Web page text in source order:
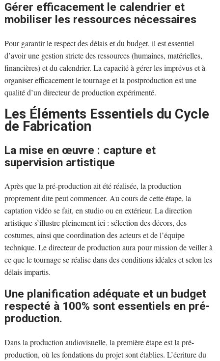
Gérer efficacement le calendrier et
mobiliser les ressources nécessaires
Pour garantir le respect des délais et du budget, il est essentiel
d’avoir une gestion stricte des ressources (humaines, matérielles,
financières) et du calendrier. La capacité à gérer les imprévus et à
organiser efficacement le tournage et la postproduction est une
qualité d’un directeur de production expérimenté.
Les Éléments Essentiels du Cycle
de Fabrication
La mise en œuvre : capture et
supervision artistique
Après que la pré-production ait été réalisée, la production
proprement dite peut commencer. Au cours de cette étape, la
captation vidéo se fait, en studio ou en extérieur. La direction
artistique s’illustre pleinement ici : sélection des décors, des
costumes, ainsi que coordination des acteurs et de l’équipe
technique. Le directeur de production aura pour mission de veiller à
ce que le tournage se réalise dans des conditions idéales et selon les
délais impartis.
Une planification adéquate et un budget
respecté à 100% sont essentiels en pré-
production.
Dans la production audiovisuelle, la première étape est la pré-
production, où les fondations du projet sont établies. L’écriture du